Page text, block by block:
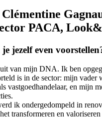
PACA,
jezelf even
van mijn DNA. Ik ben
is in de sector: mijn vader
vastgoedhandelaar, en mijn
ik ondergedompeld in
transformeren en